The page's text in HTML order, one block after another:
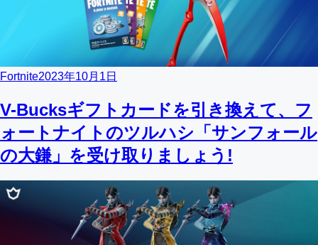
Fortnite2023年10月1日
V-Bucksギフトカードを引き換えて、フ
ォートナイトのツルハシ「サンフォール
の大鎌」を受け取りましょう!